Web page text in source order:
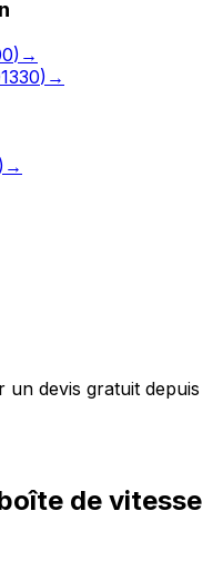
) →
) →
) →
devis gratuit depuis
de vitesse